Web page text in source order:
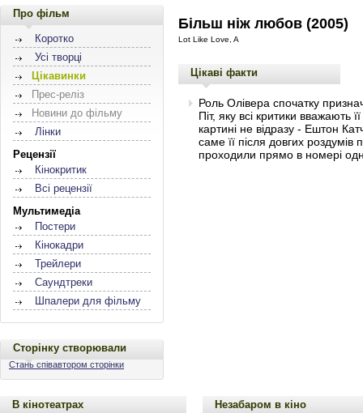
Про фільм
Коротко
Усі творці
Цікавинки
Прес-реліз
Новини до фільму
Лінки
Рецензії
Кінокритик
Всі рецензії
Мультимедіа
Постери
Кінокадри
Трейлери
Саундтреки
Шпалери для фільму
Сторінку створювали
Стань співавтором сторінки
Більш ніж любов (2005)
Lot Like Love, A
Цікаві факти
Роль Олівера спочатку
Піт, яку всі критики
картині не відразу - Ештон
саме її після довгих
проходили прямо в номері
В кінотеатрах Незабаром в кіно